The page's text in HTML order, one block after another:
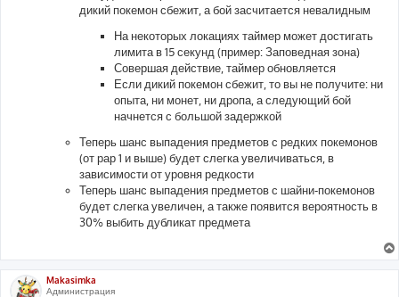
дикий покемон сбежит, а бой засчитается невалидным
На некоторых локациях таймер может достигать
лимита в 15 секунд (пример: Заповедная зона)
Совершая действие, таймер обновляется
Если дикий покемон сбежит, то вы не получите: ни
опыта, ни монет, ни дропа, а следующий бой
начнется с большой задержкой
Теперь шанс выпадения предметов с редких покемонов
(от рар 1 и выше) будет слегка увеличиваться, в
зависимости от уровня редкости
Теперь шанс выпадения предметов с шайни-покемонов
будет слегка увеличен, а также появится вероятность в
30% выбить дубликат предмета
Makasimka
Администрация